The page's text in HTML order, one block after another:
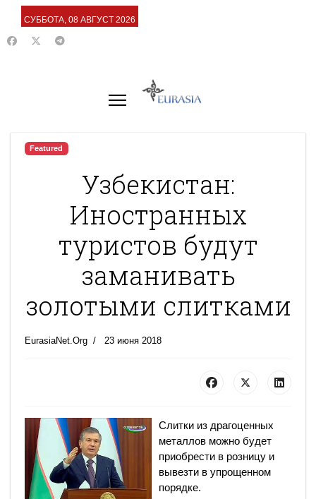
СУББОТА, 08 АВГУСТ 2026
Featured
Узбекистан:
Иностранных
туристов будут
заманивать
золотыми слитками
EurasiaNet.Org 23 июня 2018
Слитки из драгоценных
металлов можно будет
приобрести в розницу и
вывезти в упрощенном
порядке.